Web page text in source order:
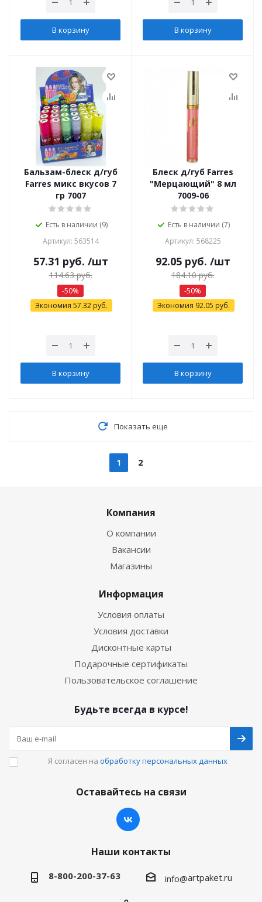
В корзину В корзину
Бальзам-блеск д/губ
Farres микс вкусов 7
гр 7007
Есть в наличии (9)
Артикул: 563514
57.31 руб. /шт
114.63руб.
-50%
Экономия 57.32 руб.
В корзину
Блеск д/губ Farres
"Мерцающий" 8 мл
7009-06
Есть в наличии (7)
Артикул: 568225
92.05руб. /шт
184.10руб.
-50%
Экономия 92.05 руб.
В корзину
Показать еще
1 2
Компания
О компании
Вакансии
Магазины
Информация
Условия оплаты
Условия доставки
Дисконтные карты
Подарочные сертификаты
Пользовательское соглашение
Будьте всегда в курсе!
Я согласен на обработку персональных данных
Оставайтесь на связи
Наши контакты
8-800-200-37-63 info@artpaket.ru